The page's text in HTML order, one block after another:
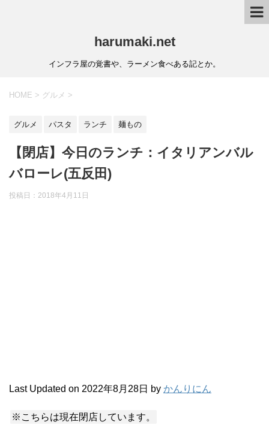
harumaki.net
インフラ屋の覚書や、ラーメン食べある記とか。
HOME > グルメ >
グルメ パスタ ランチ 麺もの
【閉店】今日のランチ：イタリアンバル
バローレ(五反田)
投稿日：2018年4月11日
Last Updated on 2022年8月28日 by かんりにん
※こちらは現在閉店しています。